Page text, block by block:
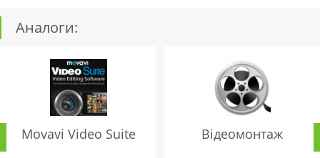
Аналоги:
Movavi Video Suite Відеомонтаж